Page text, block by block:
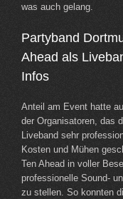
was auch gelang.
Partyband
Ahead als
Infos
Anteil am Event hatte
der Organisatoren, das
Liveband sehr
Kosten und Mühen
Ten Ahead in voller
professionelle Sound-
zu stellen. So konnten